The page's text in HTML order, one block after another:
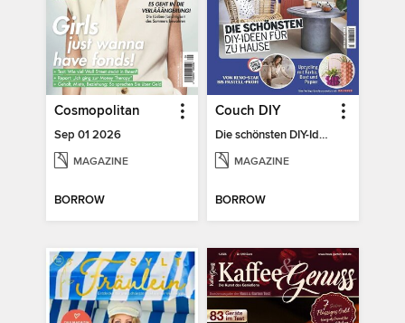
Cosmopolitan
Sep 01 2026
MAGAZINE
BORROW
Couch DIY
Die schönsten DIY-Ideen für zu Hause
MAGAZINE
BORROW